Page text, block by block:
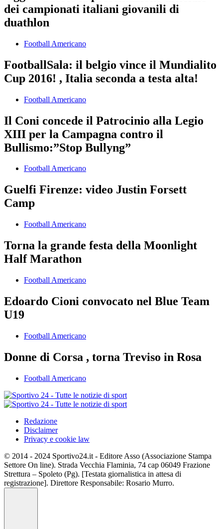
dei campionati italiani giovanili di
duathlon
Football Americano
FootballSala: il belgio vince il Mundialito
Cup 2016! , Italia seconda a testa alta!
Football Americano
Il Coni concede il Patrocinio alla Legio
XIII per la Campagna contro il
Bullismo:”Stop Bullyng”
Football Americano
Guelfi Firenze: video Justin Forsett
Camp
Football Americano
Torna la grande festa della Moonlight
Half Marathon
Football Americano
Edoardo Cioni convocato nel Blue Team
U19
Football Americano
Donne di Corsa , torna Treviso in Rosa
Football Americano
Redazione
Disclaimer
Privacy e cookie law
© 2014 - 2024 Sportivo24.it - Editore Asso (Associazione Stampa
Settore On line). Strada Vecchia Flaminia, 74 cap 06049 Frazione
Strettura – Spoleto (Pg). [Testata giornalistica in attesa di
registrazione]. Direttore Responsabile: Rosario Murro.